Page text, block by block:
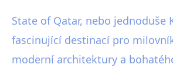
State of Qatar, nebo jednoduše
fascinující destinací pro
moderní architektury a